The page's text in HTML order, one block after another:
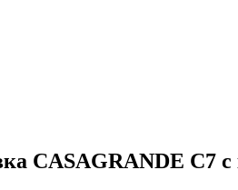
CASAGRANDE C7